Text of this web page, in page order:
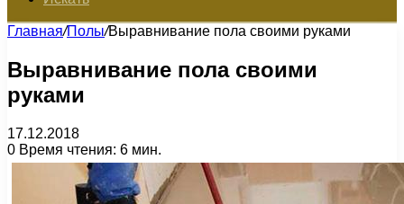
Главная/Полы/Выравнивание пола своими руками
Выравнивание пола своими
руками
17.12.2018
0 Время чтения: 6 мин.